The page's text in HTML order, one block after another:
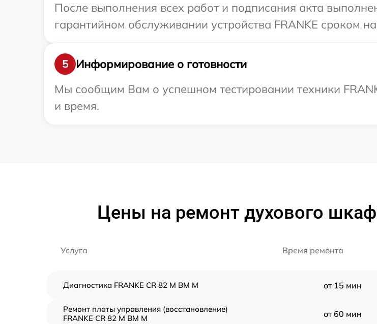
После выполнения всех работ и подписания акта
гарантийном обслуживании устройства FRANKE сроком
5
Информирование о готовности
Мы сообщим Вам о успешном тестировании техники
и время.
Цены на ремонт духового
Услуга Время ремонта
Диагностика FRANKE CR 82 M BM M от 15 мин
Ремонт платы управления (восстановление)
FRANKE CR 82 M BM M
от 60 мин